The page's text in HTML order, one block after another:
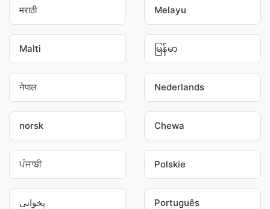
मराठी Melayu
Malti မြန်မာ
नेपाल Nederlands
norsk Chewa
ਪੰਜਾਬੀ Polskie
پخوانی Português